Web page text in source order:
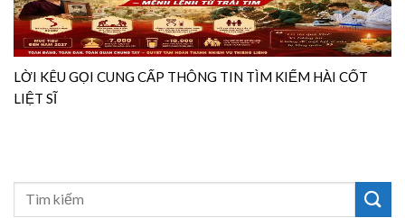
LỜI KÊU GỌI CUNG CẤP THÔNG TIN TÌM KIẾM HÀI CỐT
LIỆT SĨ